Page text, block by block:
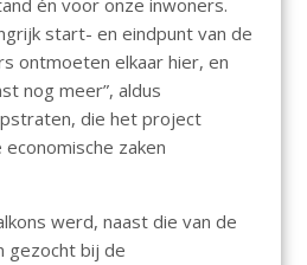
én voor onze inwoners.
start- en eindpunt van de
ontmoeten elkaar hier, en
nog meer”, aldus
die het project
zaken
werd, naast die van de
gezocht bij de